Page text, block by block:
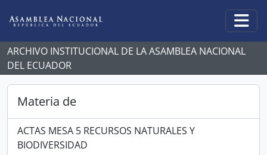
ARCHIVO INSTITUCIONAL DE LA ASAMBLEA NACIONAL
DEL ECUADOR
Materia de
ACTAS MESA 5 RECURSOS NATURALES Y
BIODIVERSIDAD